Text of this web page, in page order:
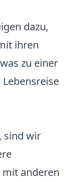
dazu,
ihren
zu einer
sind wir
anderen